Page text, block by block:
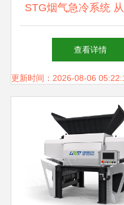
STG烟气急冷系统
安装的全流程环保设
家
查看详情
更新时间：2026-08-06